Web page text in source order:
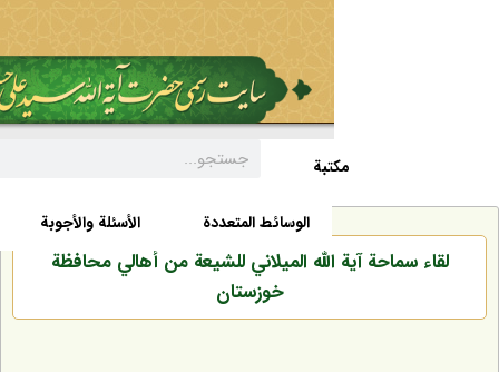
الأخبار السيرة الذاتية
الأسئلة والأجوبة الوسائط المتعددة
سماحة آية الله الميلاني للشيعة من أهالي محافظة